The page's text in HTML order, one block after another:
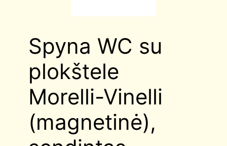
Spyna WC su
plokštele
Morelli-Vinelli
(magnetinė),